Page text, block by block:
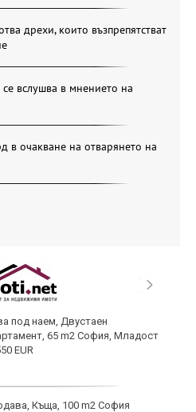
дрехи, които възпрепятстват
вслушва в мнението на
в очакване на отварянето на
под наем, Двустаен
65 m2 София, Младост
EUR
Къща, 100 m2 София